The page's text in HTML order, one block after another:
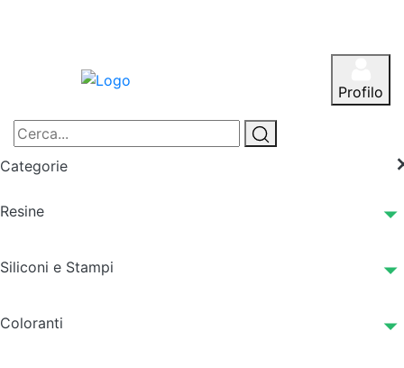
Profilo
Categorie
Resine
Siliconi e Stampi
Coloranti